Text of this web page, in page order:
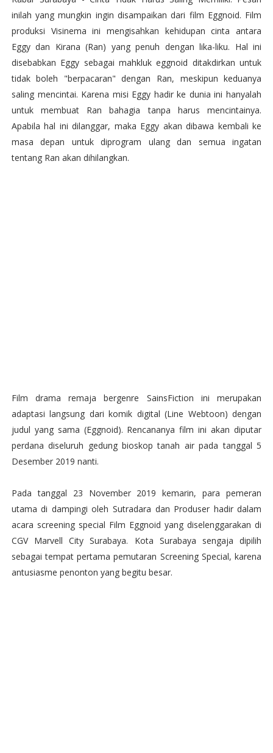
inilah yang mungkin ingin disampaikan dari film Eggnoid. Film
produksi Visinema ini mengisahkan kehidupan cinta antara
Eggy dan Kirana (Ran) yang penuh dengan lika-liku. Hal ini
disebabkan Eggy sebagai mahkluk eggnoid ditakdirkan untuk
tidak boleh "berpacaran" dengan Ran, meskipun keduanya
saling mencintai. Karena misi Eggy hadir ke dunia ini hanyalah
untuk membuat Ran bahagia tanpa harus mencintainya.
Apabila hal ini dilanggar, maka Eggy akan dibawa kembali ke
masa depan untuk diprogram ulang dan semua ingatan
tentang Ran akan dihilangkan.
Film drama remaja bergenre SainsFiction ini merupakan
adaptasi langsung dari komik digital (Line Webtoon) dengan
judul yang sama (Eggnoid). Rencananya film ini akan diputar
perdana diseluruh gedung bioskop tanah air pada tanggal 5
Desember 2019 nanti.
Pada tanggal 23 November 2019 kemarin, para pemeran
utama di dampingi oleh Sutradara dan Produser hadir dalam
acara screening special Film Eggnoid yang diselenggarakan di
CGV Marvell City Surabaya. Kota Surabaya sengaja dipilih
sebagai tempat pertama pemutaran Screening Special, karena
antusiasme penonton yang begitu besar.